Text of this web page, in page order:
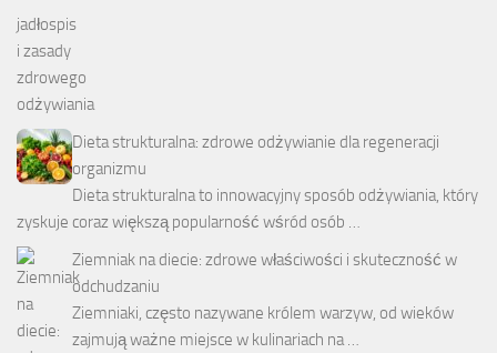
Dieta strukturalna: zdrowe odżywianie dla regeneracji
organizmu
Dieta strukturalna to innowacyjny sposób odżywiania, który
zyskuje coraz większą popularność wśród osób …
Ziemniak na diecie: zdrowe właściwości i skuteczność w
odchudzaniu
Ziemniaki, często nazywane królem warzyw, od wieków
zajmują ważne miejsce w kulinariach na …